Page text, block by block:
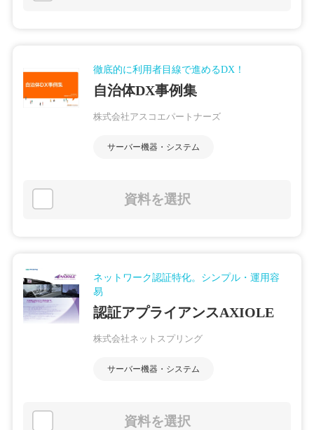
徹底的に利用者目線で進めるDX！
自治体DX事例集
株式会社アスコエパートナーズ
サーバー機器・システム
資料を選択
ネットワーク認証特化。シンプル・運用容
易
認証アプライアンスAXIOLE
株式会社ネットスプリング
サーバー機器・システム
資料を選択